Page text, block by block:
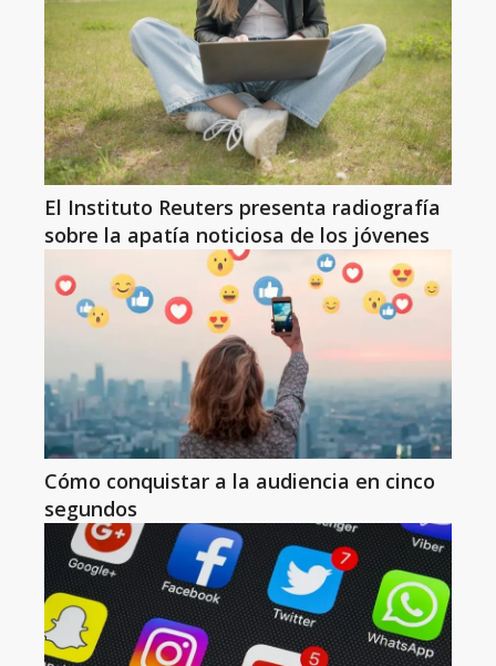
El Instituto Reuters presenta radiografía
sobre la apatía noticiosa de los jóvenes
Cómo conquistar a la audiencia en cinco
segundos